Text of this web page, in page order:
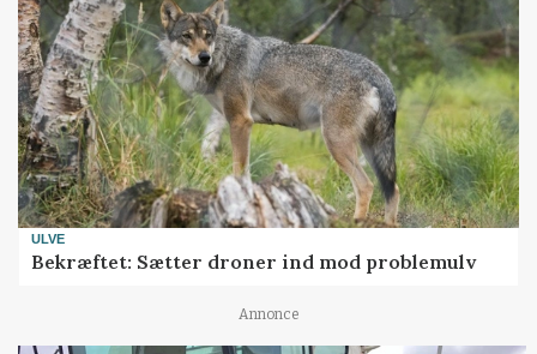
ULVE
Bekræftet: Sætter droner ind mod problemulv
Annonce